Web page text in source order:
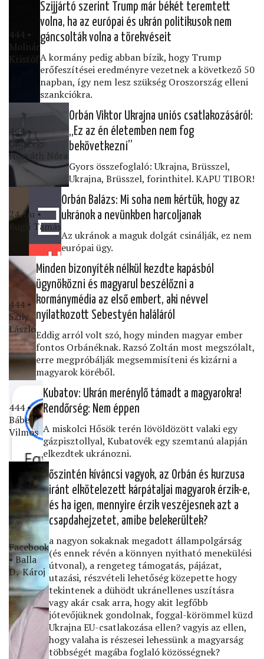
444 •
Molnár
Kristóf
Szijjártó szerint Trump már békét teremtett
volna, ha az európai és ukrán politikusok nem
gáncsolták volna a törekvéseit
A kormány pedig abban bízik, hogy Trump
erőfeszítései eredményre vezetnek a következő 50
napban, így nem lesz szükség Oroszország elleni
szankciókra.
444 •
Diószegi-
Horváth Nóra
Orbán Viktor Ukrajna uniós csatlakozásáról:
„Ez az én életemben nem fog
bekövetkezni”
Gyors összefoglaló: Ukrajna, Brüsszel,
Ukrajna, Brüsszel, forinthitel. KAPU TIBOR!
24․hu •
Rugli Tamás
Orbán Balázs: Mi soha nem kértük, hogy az
ukránok a nevünkben harcoljanak
Az ukránok a maguk dolgát csinálják, ez nem
európai ügy.
444 •
Szily
László
Minden bizonyíték nélkül kezdte kapásból
ügynöközni és magyarul beszélőzni a
kormánymédia az első embert, aki névvel
nyilatkozott Sebestyén haláláról
Eddig arról volt szó, hogy minden magyar ember
fontos Orbánéknak. Razsó Zoltán most megszólalt,
erre megpróbálják megsemmisíteni és kizárni a
magyarok köréből.
444 •
Bábel
Vilmos
Kubatov: Ukrán merénylő támadt a magyarokra!
Rendőrség: Nem éppen
A miskolci Hősök terén lövöldözött valaki egy
gázpisztollyal, Kubatovék egy szemtanú alapján
elkezdtek ukránozni.
Facebook
• Balla
D․ Károj
őszintén kíváncsi vagyok, az Orbán és kurzusa
iránt elkötelezett kárpátaljai magyarok érzik-e,
és ha igen, mennyire érzik veszéjesnek azt a
csapdahejzetet, amibe belekerültek?
a nagyon sokaknak megadott állampolgárság
(és ennek révén a könnyen nyitható menekülési
útvonal), a rengeteg támogatás, pájázat,
utazási, részvételi lehetőség közepette hogy
tekintenek a dühödt ukránellenes uszításra
vagy akár csak arra, hogy akit legfőbb
jótevőjüknek gondolnak, foggal-körömmel küzd
Ukrajna EU-csatlakozása ellen? vagyis az ellen,
hogy valaha is részesei lehessünk a magyarság
többségét magába foglaló közösségnek?